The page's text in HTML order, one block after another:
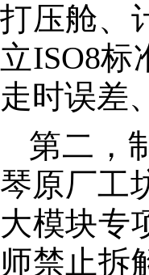
打压舱、
立ISO8
走时误差
第二，
琴原厂工
大模块专
师禁止拆